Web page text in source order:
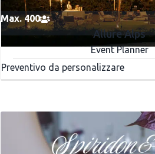
Max. 400
Allure Alps
Event Planner
Preventivo da personalizzare